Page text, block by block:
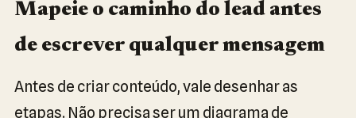
Mapeie o caminho do lead antes
de escrever qualquer mensagem
Antes de criar conteúdo, vale desenhar as
etapas. Não precisa ser um diagrama de